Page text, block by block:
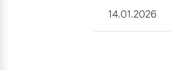
Aktuelle Zubehörangebote
14.01.2026